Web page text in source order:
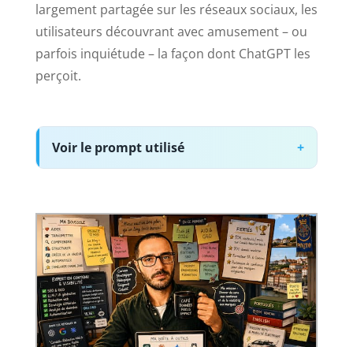
largement partagée sur les réseaux sociaux, les
utilisateurs découvrant avec amusement – ou
parfois inquiétude – la façon dont ChatGPT les
perçoit.
Voir le prompt utilisé